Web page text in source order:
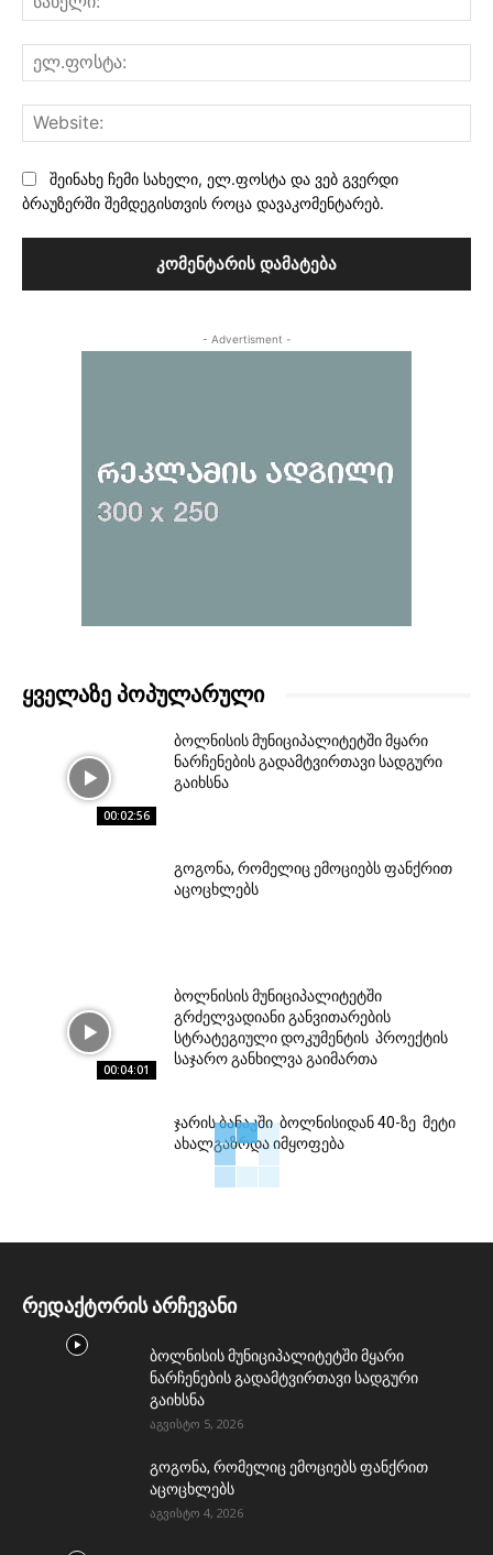
შეინახე ჩემი სახელი, ელ.ფოსტა და ვებ გვერდი
ბრაუზერში შემდეგისთვის როცა დავაკომენტარებ.
- Advertisment -
ᲧᲕᲔᲚᲐᲖᲔ ᲞᲝᲞᲣᲚᲐᲠᲣᲚᲘ
00:02:56
ბოლნისის მუნიციპალიტეტში მყარი
ნარჩენების გადამტვირთავი სადგური
გაიხსნა
გოგონა, რომელიც ემოციებს ფანქრით
აცოცხლებს
00:04:01
ბოლნისის მუნიციპალიტეტში
გრძელვადიანი განვითარების
სტრატეგიული დოკუმენტის პროექტის
საჯარო განხილვა გაიმართა
ჯარის ბანაკში ბოლნისიდან 40-ზე მეტი
ახალგაზრდა იმყოფება
რედაქტორის არჩევანი
ბოლნისის მუნიციპალიტეტში მყარი
ნარჩენების გადამტვირთავი სადგური
გაიხსნა
აგვისტო 5, 2026
გოგონა, რომელიც ემოციებს ფანქრით
აცოცხლებს
აგვისტო 4, 2026